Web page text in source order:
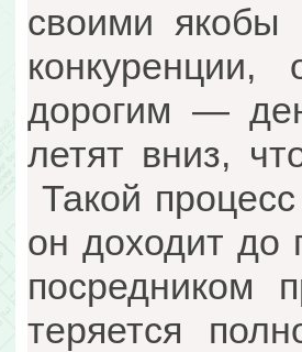
своими якобы
дорогим —
летят вниз,
Такой
он доходит до
посредником
теряется